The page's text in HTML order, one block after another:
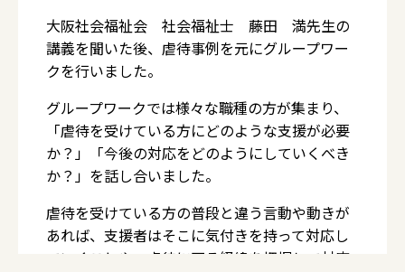
大阪社会福祉会 社会福祉士 藤田 満先生の
講義を聞いた後、虐待事例を元にグループワー
クを行いました。
グループワークでは様々な職種の方が集まり、
「虐待を受けている方にどのような支援が必要
か？」「今後の対応をどのようにしていくべき
か？」を話し合いました。
虐待を受けている方の普段と違う言動や動きが
あれば、支援者はそこに気付きを持って対応し
ていくことや、虐待に至る経緯を把握して対応